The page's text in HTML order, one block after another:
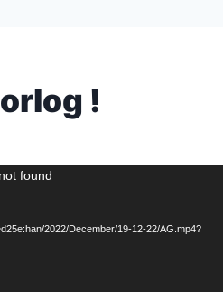
!
found
2022/December/19-12-22/AG.mp4?